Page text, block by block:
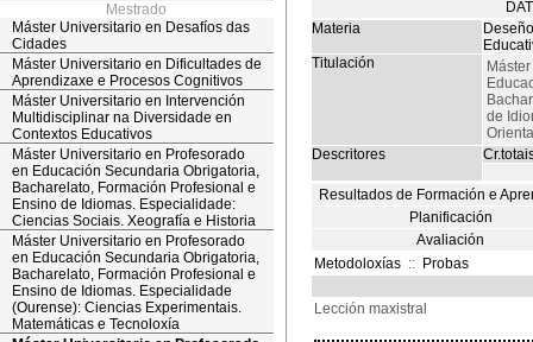
Mestrado
Máster Universitario en Desafíos das
Cidades
Máster Universitario en Dificultades de
Aprendizaxe e Procesos Cognitivos
Máster Universitario en Intervención
Multidisciplinar na Diversidade en
Contextos Educativos
Máster Universitario en Profesorado
en Educación Secundaria Obrigatoria,
Bacharelato, Formación Profesional e
Ensino de Idiomas. Especialidade:
Ciencias Sociais. Xeografía e Historia
Máster Universitario en Profesorado
en Educación Secundaria Obrigatoria,
Bacharelato, Formación Profesional e
Ensino de Idiomas. Especialidade
(Ourense): Ciencias Experimentais.
Matemáticas e Tecnoloxía
Materia
Titulación
de
Descritores
Resultados de Formación e
Planificación
Avaliación
Metodoloxías :: Probas
Lección maxistral